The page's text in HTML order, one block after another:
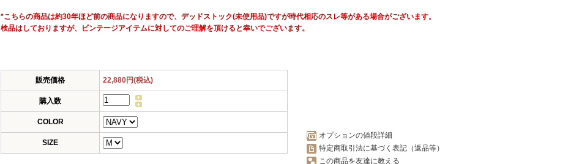
*こちらの商品は約30年ほど前の商品になりますので、デッドストック(未使用品)ですが時代相応のスレ等がある場合がございます。
検品はしておりますが、ビンテージアイテムに対してのご理解を頂けると幸いでございます。
販売価格 22,880円(税込)
購入数
COLOR
SIZE
オプションの値段詳細
特定商取引法に基づく表記（返品等）
この商品を友達に教える